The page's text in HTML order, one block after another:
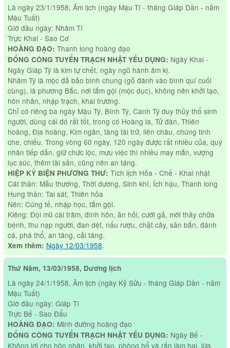
Là ngày 23/1/1958, Âm lịch (ngày Mậu Tí - tháng Giáp Dần - năm
Mậu Tuất)
Giờ đầu ngày: Nhâm Tí
Trực Khai - Sao Cơ
HOÀNG ĐẠO: Thanh long hoàng đạo
ĐỔNG CÔNG TUYỂN TRẠCH NHẬT YẾU DỤNG: Ngày Khai -
Ngày Giáp Tý là kim tự chết, ngày ngũ hành âm kị.
Nhâm Tý là mộc đả bảo bình chung (gỗ đánh vào bình quí cuối
cùng), là phương Bắc, nơi tắm gội (mộc dục), không nên khởi tạo,
hôn nhân, nhập trạch, khai trương.
Chỉ có riêng ba ngày Mậu Tý, Bính Tý, Canh Tý duy thủy thổ sinh
người, dùng cái đó rất tốt, trong có Hoàng la, Tử đàn, Thiên
hoàng, Địa hoàng, Kim ngân, tàng tài trữ, liên châu, chúng tinh
che, chiếu. Trong vòng 60 ngày, 120 ngày được rất nhiều của, quý
nhân tiếp dẫn, giữ chức lộc, mưu việc thì nhiều may mắn, vượng
lục súc, thêm tài sản, cũng nên an táng.
HIỆP KỶ BIỆN PHƯƠNG THƯ: Tích lịch Hỏa - Chế - Khai nhật
Cát thần: Mẫu thương, Thời dương, Sinh khí, Ích hậu, Thanh long
Hung thần: Tai sát, Thiên hỏa
Nên: Cúng tế, nhập học, tắm gội.
Kiêng: Đội mũ cài trâm, đính hôn, ăn hỏi, cưới gả, mời thầy chữa
bệnh, thu nạp người, đan dệt, nấu rượu, chặt cây, săn bắn, đánh
cá, phá thổ, an táng, cải táng.
Xem thêm: Ngày 12/03/1958.
Thứ Năm, 13/03/1958, Dương lịch
Là ngày 24/1/1958, Âm lịch (ngày Kỷ Sửu - tháng Giáp Dần - năm
Mậu Tuất)
Giờ đầu ngày: Giáp Tí
Trực Bế - Sao Đẩu
HOÀNG ĐẠO: Minh đường hoàng đạo
ĐỔNG CÔNG TUYỂN TRẠCH NHẬT YẾU DỤNG: Ngày Bế -
Không lợi cho hôn nhân, khởi tạo, phòng hổ và rắn làm hại, lừa